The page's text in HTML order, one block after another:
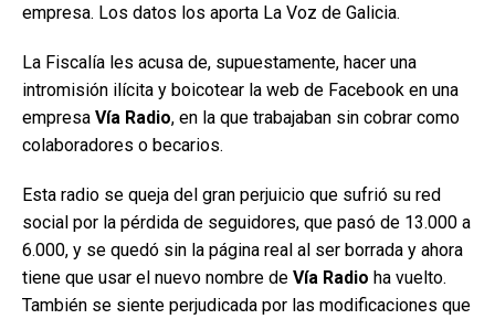
empresa. Los datos los aporta La Voz de Galicia.
La Fiscalía les acusa de, supuestamente, hacer una
intromisión ilícita y boicotear la web de Facebook en una
empresa Vía Radio, en la que trabajaban sin cobrar como
colaboradores o becarios.
Esta radio se queja del gran perjuicio que sufrió su red
social por la pérdida de seguidores, que pasó de 13.000 a
6.000, y se quedó sin la página real al ser borrada y ahora
tiene que usar el nuevo nombre de Vía Radio ha vuelto.
También se siente perjudicada por las modificaciones que